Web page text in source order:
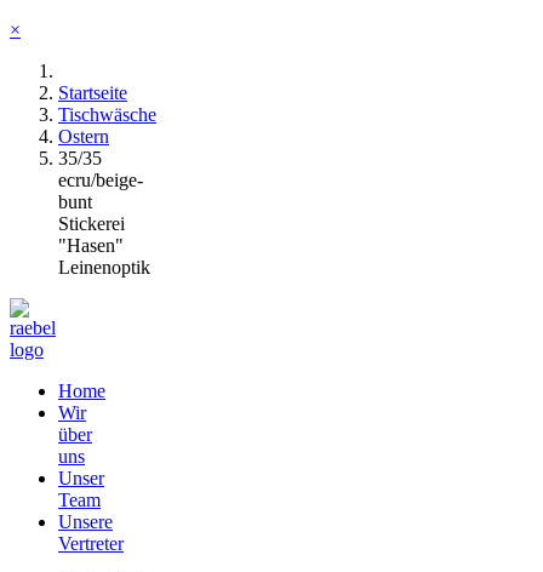
×
Startseite
Tischwäsche
Ostern
35/35
ecru/beige-
bunt
Stickerei
"Hasen"
Leinenoptik
Home
Wir
über
uns
Unser
Team
Unsere
Vertreter